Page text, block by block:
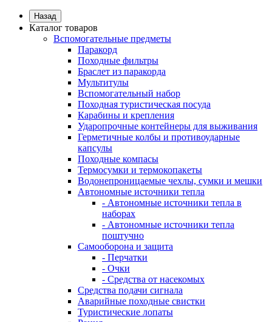
Назад
Каталог товаров
Вспомогательные предметы
Паракорд
Походные фильтры
Браслет из паракорда
Мультитулы
Вспомогательный набор
Походная туристическая посуда
Карабины и крепления
Ударопрочные контейнеры для выживания
Герметичные колбы и противоударные
капсулы
Походные компасы
Термосумки и термокопакеты
Водонепроницаемые чехлы, сумки и мешки
Автономные источники тепла
- Автономные источники тепла в
наборах
- Автономные источники тепла
поштучно
Самооборона и защита
- Перчатки
- Очки
- Средства от насекомых
Средства подачи сигнала
Аварийные походные свистки
Туристические лопаты